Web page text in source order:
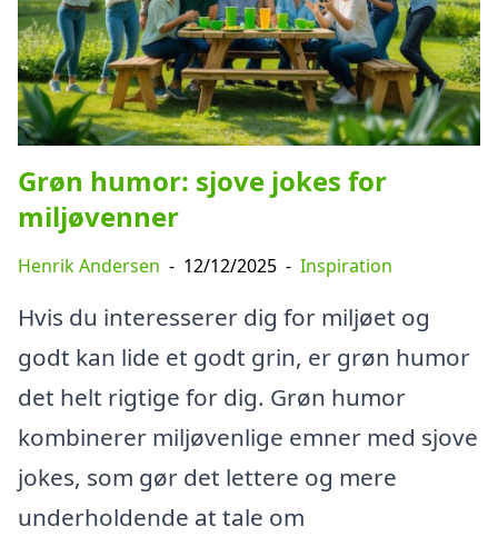
Grøn humor: sjove jokes for
miljøvenner
Henrik Andersen - 12/12/2025 - Inspiration
Hvis du interesserer dig for miljøet og
godt kan lide et godt grin, er grøn humor
det helt rigtige for dig. Grøn humor
kombinerer miljøvenlige emner med sjove
jokes, som gør det lettere og mere
underholdende at tale om